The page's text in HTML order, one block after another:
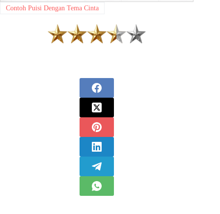
Contoh Puisi Dengan Tema Cinta